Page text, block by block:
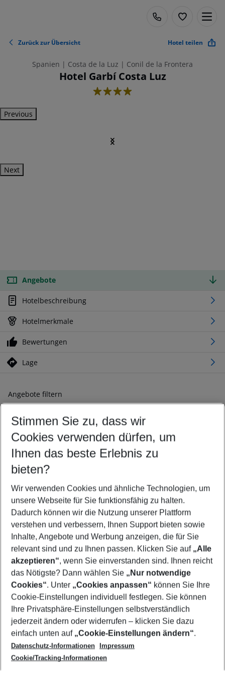
Zurück zur Übersicht Hotel teilen
Spanien | Costa de la Luz | Conil de la Frontera
Hotel Garbí Costa Luz
4
Previous
Next
Angebote
Hotelbeschreibung
Hotelmerkmale
Bewertungen
Lage
Angebote filtern
Ändern Sie Ihre Kriterien nach Ihren Wünschen
Abflughafen wählen
Beliebiger Abflughafen
Reisezeitraum wählen
11.08.26– 09.08.27 5-8 Nächte
2 Erwachsene Keine Kinder
Mehr Filter anzeigen
Footer
Footer navigation
Über uns
AGB
Cookie-Einstellungen ändern
Cookie-Richtlinie
Datenschutz
Service & Hilfe
Barrierefreies Reisen
Check-in
Folgen Sie uns
Stimmen Sie zu, dass wir
Cookies verwenden dürfen, um
Ihnen das beste Erlebnis zu
bieten?
Wir verwenden Cookies und ähnliche Technologien, um
unsere Webseite für Sie funktionsfähig zu halten.
Dadurch können wir die Nutzung unserer Plattform
verstehen und verbessern, Ihnen Support bieten sowie
Inhalte, Angebote und Werbung anzeigen, die für Sie
relevant sind und zu Ihnen passen. Klicken Sie auf „Alle
akzeptieren“, wenn Sie einverstanden sind. Ihnen reicht
das Nötigste? Dann wählen Sie „Nur notwendige
Cookies“. Unter „Cookies anpassen“ können Sie Ihre
Cookie-Einstellungen individuell festlegen. Sie können
Ihre Privatsphäre-Einstellungen selbstverständlich
jederzeit ändern oder widerrufen – klicken Sie dazu
einfach unten auf „Cookie-Einstellungen ändern“.
Datenschutz-Informationen
Impressum
Cookie/Tracking-Informationen